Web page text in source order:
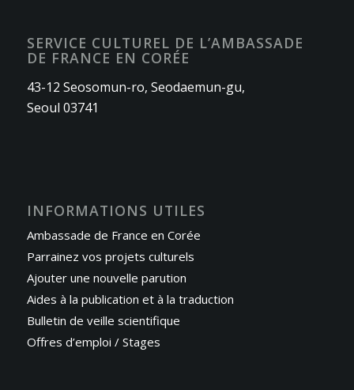
SERVICE CULTUREL DE L’AMBASSADE
DE FRANCE EN CORÉE
43-12 Seosomun-ro, Seodaemun-gu,
Seoul 03741
INFORMATIONS UTILES
Ambassade de France en Corée
Parrainez vos projets culturels
Ajouter une nouvelle parution
Aides à la publication et à la traduction
Bulletin de veille scientifique
Offres d’emploi / Stages